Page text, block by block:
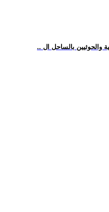
والحوثيين بالساحل ال